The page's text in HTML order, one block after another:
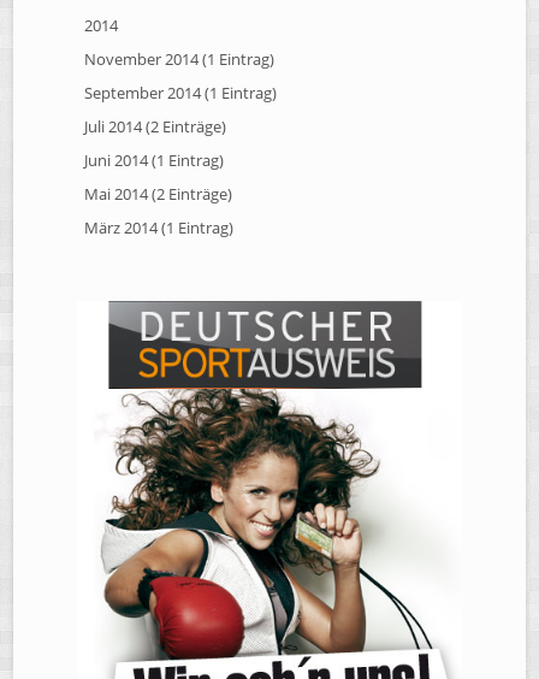
2014
November 2014 (1 Eintrag)
September 2014 (1 Eintrag)
Juli 2014 (2 Einträge)
Juni 2014 (1 Eintrag)
Mai 2014 (2 Einträge)
März 2014 (1 Eintrag)